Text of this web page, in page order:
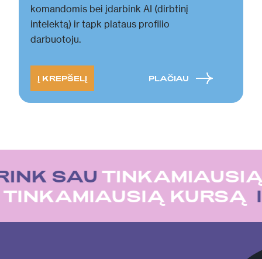
komandomis bei įdarbink AI (dirbtinį
intelektą) ir tapk plataus profilio
darbuotoju.
Į KREPŠELĮ PLAČIAU
SAUTINKAMIAUSIĄ
TINKAMIAUSIĄ KURSĄ